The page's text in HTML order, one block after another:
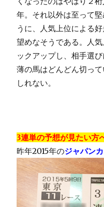
年。それ以外は至って
うに、人気上位による
望めなそうである。人
ックアップし、相手選
薄の馬はどんどん切っ
しれない。
3連単の予想が見たい方
昨年2015年のジャパン